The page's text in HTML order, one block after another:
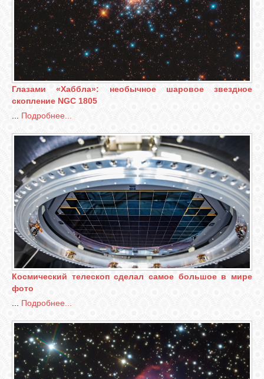
Глазами «Хаббла»: необычное шаровое звездное
скопление NGC 1805
... Подробнее...
Космический телескоп сделал самое большое в мире
фото
... Подробнее...